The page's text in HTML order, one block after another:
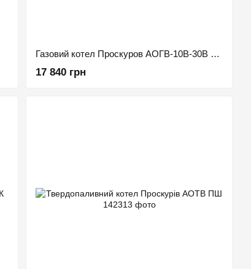
Газовий котел Проскуров АОГВ-10В-30В кВт
17 840 грн